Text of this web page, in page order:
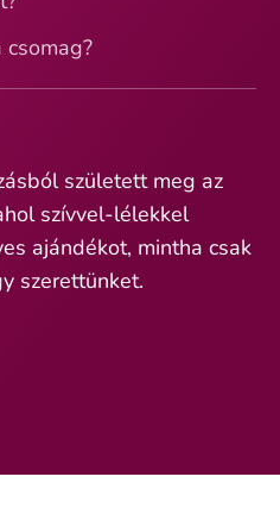
született meg az
szívvel-lélekkel
ajándékot, mintha csak
szerettünket.